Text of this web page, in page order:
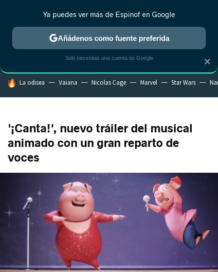
MENÚ NUEVO
ESTRENOS REALITY ANIME RANKINGS CINE
HOY SE HABLA DE
La odisea Vaiana Nicolas Cage Marvel Star Wars
'¡Canta!', nuevo tráiler del musical
animado con un gran reparto de
voces
×
Ya puedes ver más de Espinof en Google
Añádenos como fuente preferida
Solo necesitas una cuenta de Google